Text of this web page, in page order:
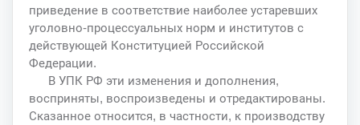
приведение в соответствие наиболее устаревших
уголовно-процессуальных норм и институтов с
действующей Конституцией Российской
Федерации.
В УПК РФ эти изменения и дополнения,
восприняты, воспроизведены и отредактированы.
Сказанное относится, в частности, к производству